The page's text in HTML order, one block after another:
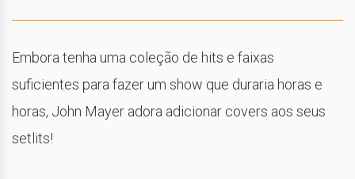
Embora tenha uma coleção de hits e faixas
suficientes para fazer um show que duraria horas e
horas, John Mayer adora adicionar covers aos seus
setlits!